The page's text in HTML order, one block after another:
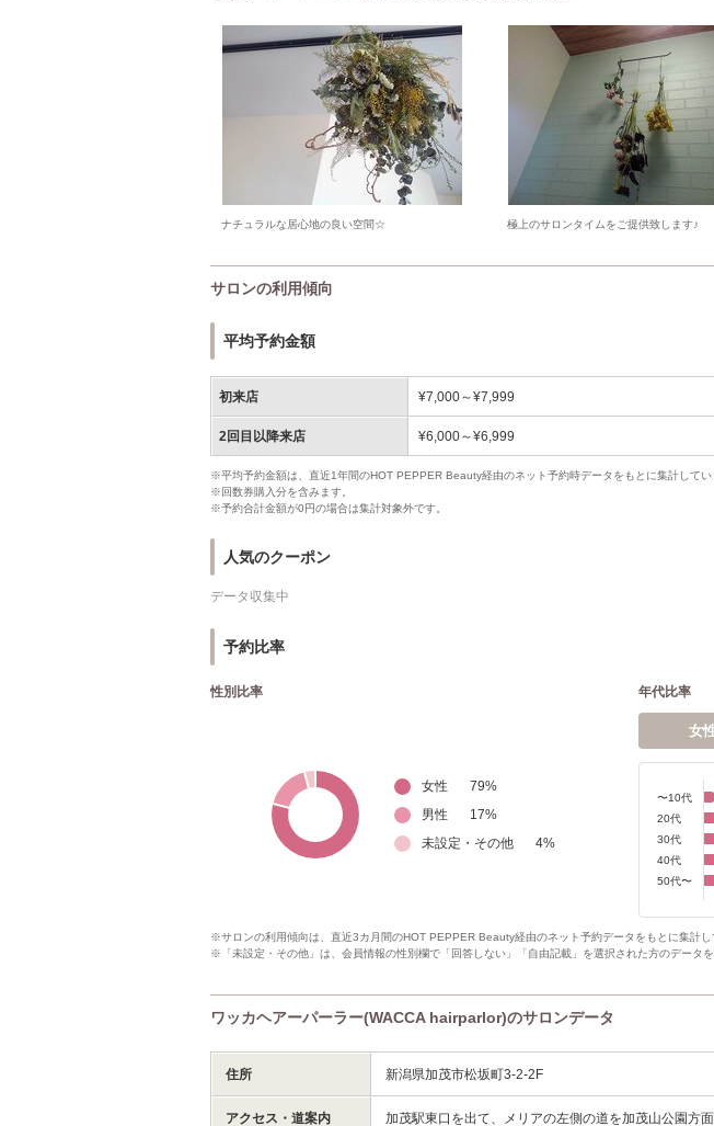
ナチュラルな居心地の良い空間☆ 極上のサロンタイムをご提供致します♪
サロンの利用傾向
平均予約金額
初来店 ¥7,000～¥7,999
2回目以降来店 ¥6,000～¥6,999
※平均予約金額は、直近1年間のHOT PEPPER Beauty経由のネット予約時データをもとに集計してい
※回数券購入分を含みます。
※予約合計金額が0円の場合は集計対象外です。
人気のクーポン
データ収集中
予約比率
性別比率
女性 79%
男性
17%
未設定・その他
4%
年代比率
女
〜10代
20代
30代
40代
50代〜
※サロンの利用傾向は、直近3カ月間のHOT PEPPER Beauty経由のネット予約データをもとに集計し
※「未設定・その他」は、会員情報の性別欄で「回答しない」「自由記載」を選択された方のデータを
ワッカヘアーパーラー(WACCA hairparlor)のサロンデータ
住所 新潟県加茂市松坂町3-2-2F
アクセス・道案内
加茂駅東口を出て、メリアの左側の道を加茂山公園方